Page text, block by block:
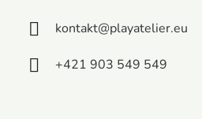
kontakt@playatelier.eu
+421 903 549 549